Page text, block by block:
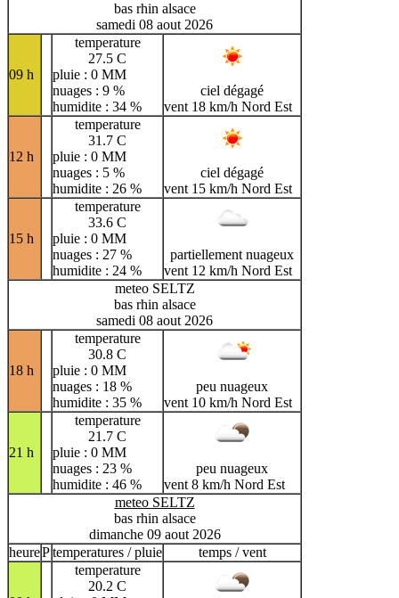
bas rhin alsace
samedi 08 aout 2026
09 h
temperature
27.5 C
pluie : 0 MM
nuages : 9 %
humidite : 34 %
ciel dégagé
vent 18 km/h Nord Est
12 h
temperature
31.7 C
pluie : 0 MM
nuages : 5 %
humidite : 26 %
ciel dégagé
vent 15 km/h Nord Est
15 h
temperature
33.6 C
pluie : 0 MM
nuages : 27 %
humidite : 24 %
partiellement nuageux
vent 12 km/h Nord Est
meteo SELTZ
bas rhin alsace
samedi 08 aout 2026
18 h
temperature
30.8 C
pluie : 0 MM
nuages : 18 %
humidite : 35 %
peu nuageux
vent 10 km/h Nord Est
21 h
temperature
21.7 C
pluie : 0 MM
nuages : 23 %
humidite : 46 %
peu nuageux
vent 8 km/h Nord Est
meteo SELTZ
bas rhin alsace
dimanche 09 aout 2026
heurePtemperatures / pluie temps / vent
temperature
20.2 C